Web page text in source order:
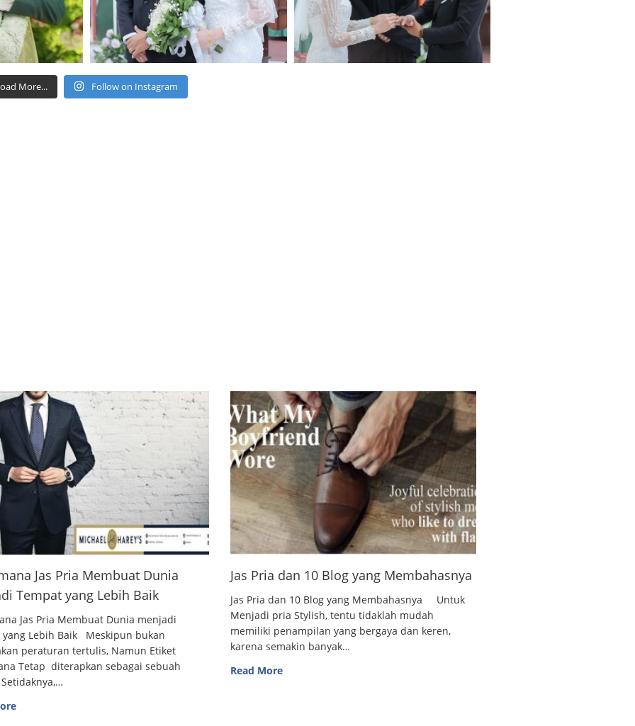
More... Follow on Instagram
Jas Pria Membuat Dunia
Tempat yang Lebih Baik
Jas Pria Membuat Dunia menjadi
yang Lebih Baik Meskipun bukan
peraturan tertulis, Namun Etiket
Tetap diterapkan sebagai sebuah
Jas Pria dan 10 Blog yang Membahasnya
Jas Pria dan 10 Blog yang Membahasnya Untuk
Menjadi pria Stylish, tentu tidaklah mudah
memiliki penampilan yang bergaya dan keren,
karena semakin banyak…
Read More